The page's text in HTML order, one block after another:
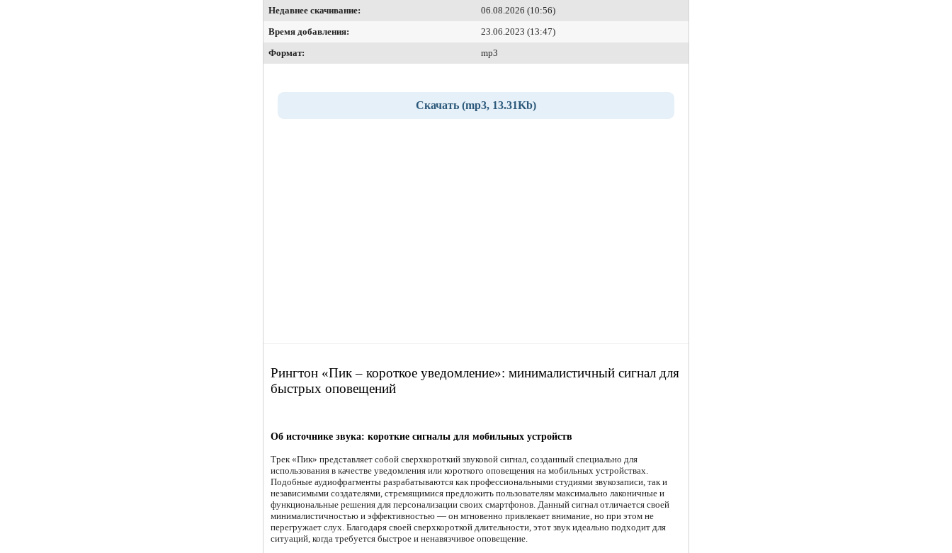
Недавнее скачивание:
06.08.2026 (10:56)
Время добавления:
23.06.2023 (13:47)
Формат:
mp3
Скачать (mp3, 13.31Kb)
Рингтон «Пик – короткое уведомление»: минималистичный сигнал для
быстрых оповещений
Об источнике звука: короткие сигналы для мобильных устройств
Трек «Пик» представляет собой сверхкороткий звуковой сигнал, созданный специально для
использования в качестве уведомления или короткого оповещения на мобильных устройствах.
Подобные аудиофрагменты разрабатываются как профессиональными студиями звукозаписи, так и
независимыми создателями, стремящимися предложить пользователям максимально лаконичные и
функциональные решения для персонализации своих смартфонов. Данный сигнал отличается своей
минималистичностью и эффективностью — он мгновенно привлекает внимание, но при этом не
перегружает слух. Благодаря своей сверхкороткой длительности, этот звук идеально подходит для
ситуаций, когда требуется быстрое и ненавязчивое оповещение.